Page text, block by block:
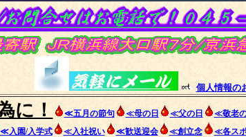
個人情報の
に！ ≪五月の節句 ≪母の日 ≪父の日 ≪敬老
≪入園/入学式 ≪入社祝い ≪歓送迎会 ≪創立念 ≪各ス